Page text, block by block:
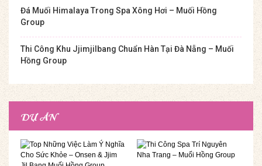
Đá Muối Himalaya Trong Spa Xông Hơi – Muối Hồng
Group
Thi Công Khu Jjimjilbang Chuẩn Hàn Tại Đà Nẵng – Muối
Hồng Group
DỰ ÁN